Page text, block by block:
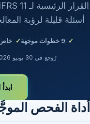
أسئلة قليلة لرؤية
9 خطوات موجهة
رُوجع في 30 يونيو 2026
أداة الفحص